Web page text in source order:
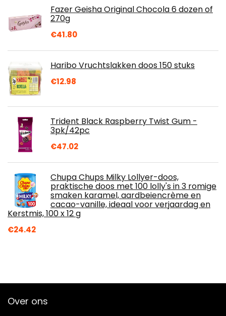
Fazer Geisha Original Chocola 6 dozen of
270g
€41.80
Haribo Vruchtslakken doos 150 stuks
€12.98
Trident Black Raspberry Twist Gum -
3pk/42pc
€47.02
Chupa Chups Milky Lollyer-doos,
praktische doos met 100 lolly's in 3 romige
smaken karamel, aardbeiencrème en
cacao-vanille, ideaal voor verjaardag en
Kerstmis, 100 x 12 g
€24.42
Over ons